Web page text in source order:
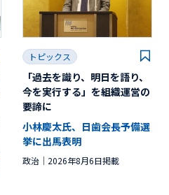
トピックス
「過去を識り、明日を語り、
今を実行する」を組織運営の
要諦に
小林慶太氏、日歯会長予備選
挙に出馬表明
政治 2026年8月6日掲載